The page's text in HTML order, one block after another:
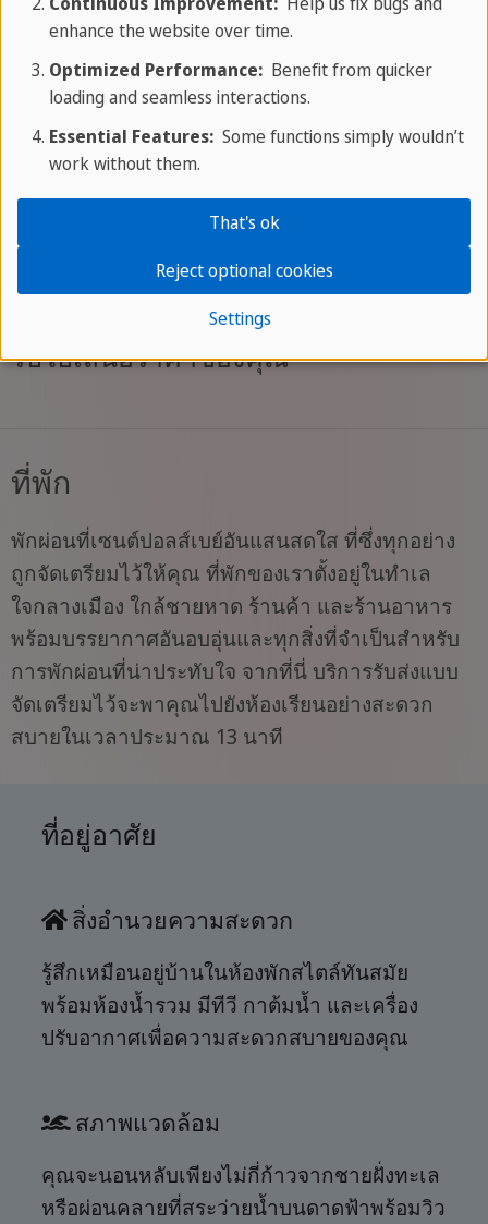
ที่คุณได้ทำในระหว่างหลักสูตรภาษาของคุณ
หากคุณต้องการ เราสามารถเดินทางไปกับคุณตั้งแต่
เริ่มต้นจากสนามบินที่เลือกไว้ คุณจะเดินทางพร้อม
กับสมาชิกทีม SPRACHCAFFE ที่มีประสบการณ์ พร้อม
ให้บริการคุณอย่างเต็มที่ จนถึงจุดหมายปลายทาง
อย่างผ่อนคลายและมั่นใจ รายละเอียดเพิ่มเติมเกี่ยวกับ
โปรแกรมการเดินทางพร้อมผู้ดูแล
รับใบเสนอราคาของคุณ
ที่พัก
พักผ่อนที่เซนต์ปอลส์เบย์อันแสนสดใส ที่ซึ่งทุกอย่าง
ถูกจัดเตรียมไว้ให้คุณ ที่พักของเราตั้งอยู่ในทำเล
ใจกลางเมือง ใกล้ชายหาด ร้านค้า และร้านอาหาร
พร้อมบรรยากาศอันอบอุ่นและทุกสิ่งที่จำเป็นสำหรับ
การพักผ่อนที่น่าประทับใจ จากที่นี่ บริการรับส่งแบบ
จัดเตรียมไว้จะพาคุณไปยังห้องเรียนอย่างสะดวก
สบายในเวลาประมาณ 13 นาที
ที่อยู่อาศัย
สิ่งอำนวยความสะดวก
รู้สึกเหมือนอยู่บ้านในห้องพักสไตล์ทันสมัย
พร้อมห้องน้ำรวม มีทีวี กาต้มน้ำ และเครื่อง
ปรับอากาศเพื่อความสะดวกสบายของคุณ
สภาพแวดล้อม
คุณจะนอนหลับเพียงไม่กี่ก้าวจากชายฝั่งทะเล
หรือผ่อนคลายที่สระว่ายน้ำบนดาดฟ้าพร้อมวิว
enhance the website over time.
Optimized Performance:Benefit from quicker
loading and seamless interactions.
Essential Features:Some functions simply wouldn’t
work without them.
Settings
Reject optional cookies
That's ok